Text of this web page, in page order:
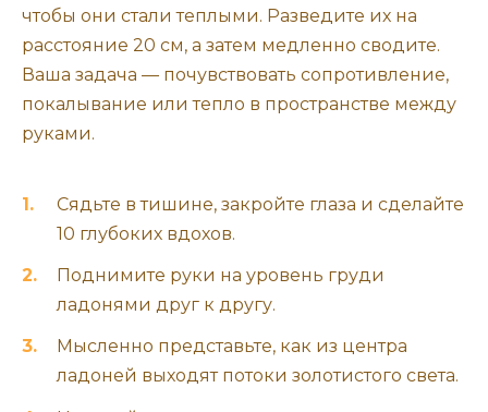
чтобы они стали теплыми. Разведите их на
расстояние 20 см, а затем медленно сводите.
Ваша задача — почувствовать сопротивление,
покалывание или тепло в пространстве между
руками.
Сядьте в тишине, закройте глаза и сделайте
10 глубоких вдохов.
Поднимите руки на уровень груди
ладонями друг к другу.
Мысленно представьте, как из центра
ладоней выходят потоки золотистого света.